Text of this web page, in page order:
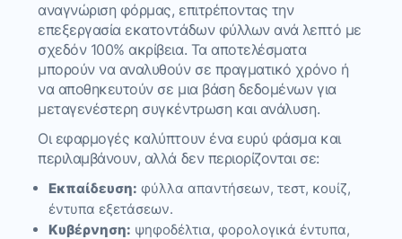
αναγνώριση φόρμας, επιτρέποντας την
επεξεργασία εκατοντάδων φύλλων ανά λεπτό με
σχεδόν 100% ακρίβεια. Τα αποτελέσματα
μπορούν να αναλυθούν σε πραγματικό χρόνο ή
να αποθηκευτούν σε μια βάση δεδομένων για
μεταγενέστερη συγκέντρωση και ανάλυση.
Οι εφαρμογές καλύπτουν ένα ευρύ φάσμα και
περιλαμβάνουν, αλλά δεν περιορίζονται σε:
Εκπαίδευση: φύλλα απαντήσεων, τεστ, κουίζ,
έντυπα εξετάσεων.
Κυβέρνηση: ψηφοδέλτια, φορολογικά έντυπα,